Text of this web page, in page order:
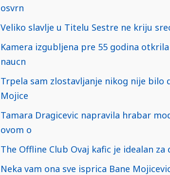
osvrn
Veliko slavlje u Titelu Sestre ne kriju
Kamera izgubljena pre 55 godina
naucn
Trpela sam zlostavljanje nikog nije bilo
Mojice
Tamara Dragicevic napravila hrabar
ovom o
The Offline Club Ovaj kafic je idealan
Neka vam ona sve isprica Bane